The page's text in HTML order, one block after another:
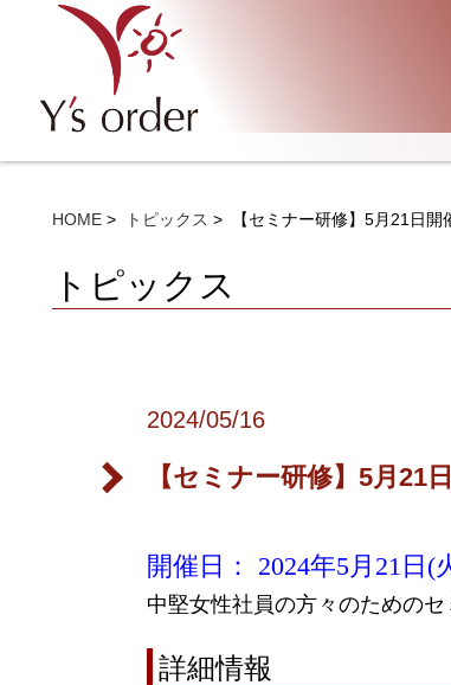
HOME トピックス 【セミナー研修】5月21日
トピックス
2024/05/16
【セミナー研修】5月
開催日： 2024年5月21日(
中堅女性社員の方々のための
詳細情報